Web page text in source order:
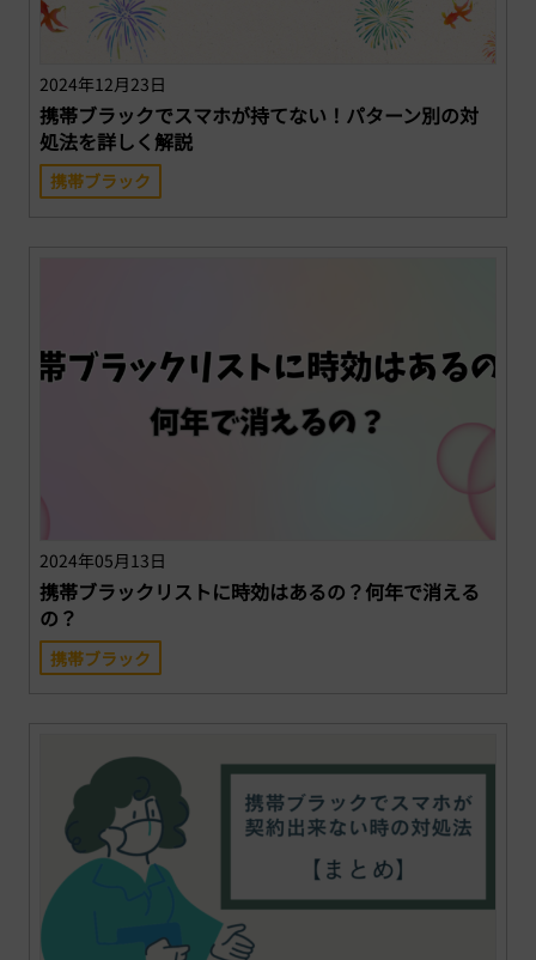
2024年12月23日
携帯ブラックでスマホが持てない！パターン別の対
処法を詳しく解説
携帯ブラック
2024年05月13日
携帯ブラックリストに時効はあるの？何年で消える
の？
携帯ブラック